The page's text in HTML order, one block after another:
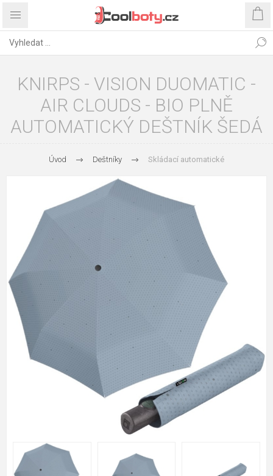
KNIRPS - VISION DUOMATIC -
AIR CLOUDS - BIO PLNĚ
AUTOMATICKÝ DEŠTNÍK ŠEDÁ
Úvod Deštníky Skládací automatické